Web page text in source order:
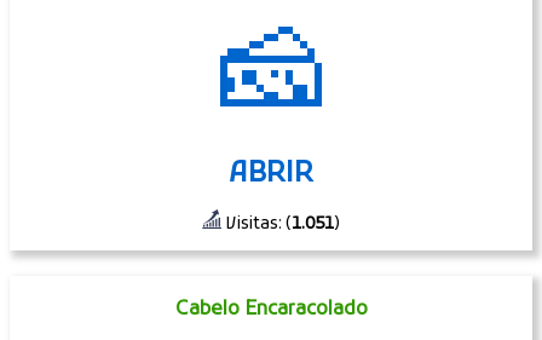
🧀
ABRIR
Visitas: (1.051)
Cabelo Encaracolado